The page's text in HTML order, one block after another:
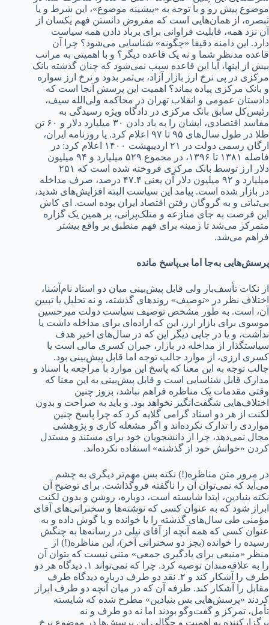
موضوع پیش رو و با توجه به «پیشینه موضوع»، این شرط و یا
تبصره، از همان‌هایی است که مفروض دانستن فهم یکسان از
آن نزد همه، قابلیت فراوانی برای برباد دادن همه سیاست
دارد. این دامنه دقیقا «چگونه» شناسایی می‌شود؟ چرا آن
قاعده مدنظر شما و نه یک قاعده دیگر؟ و با اهمیتی به مراتب
بیش از اینها، آیا این قاعده سبب نمی‌شود که چنان گذشته بانک
مرکزی در پی نرخ ارز بازار آزاد، بی‌ثمر بدود و نرخ ارز سواره
و بانک مرکزی پیاده بماند؟ اهمیت این پرسش آنجا است که
دادستان عمومی و انقلاب تهران در محاکمه ولی‌الله سیف،
رئیس‌کل سابق بانک مرکزی در دادگاه ویژه رسیدگی به
مفاسد اقتصادی، ایشان را به باد دادن ۳۰ میلیارد دلار و ۶۰ تن
طلا در طول سال‌های ۹۵ تا ۹۷ اعلام کرد. یا روزنامه ایران،
ارگان رسمی دولت در ۲۱ اردیبهشت ۱۴۰۰ اعلام کرد: در
فاصله ۱۳۸۱ تا ۱۳۹۶، در مجموع ۵۲۹ میلیارد و ۹۴ میلیون
دلار ارز توسط بانک مرکزی فروخته شده است که ۲۵۱
میلیارد و ۹۲ میلیون دلار آن یعنی ۴۷.۴ درصد، صرف مداخله
در بازار شده است. پیامد این سیاست البته افزایش‌های شدید،
بی‌ثباتی و به گروگان رفتن اقتصاد ایران بوده است. ای کاش
این فرصت به جای منازعه و متلک‌پرانی، بر همین یک گزاره
متمرکز می‌شد تا زمینه برای فهم منطبق بر واقع بیشتر
فراهم می‌شد.
پرسش‌هایی به‌جا اما بی‌پاسخ مانده
از نکات تأسف‌بار ولی قابل پیش‌بینی میان دو استاد نام‌آشنا،
اختلاف نظر در «توصیف» روندهای گذشته، و نه تحلیل یا تبیین
آن، است. به طور مشخص توصیف سیاست دولت میرحسین
موسوی برای بازار ارز، این که اراده‌ای برای مداخله داشت یا
نداشت، و یا در جایی دیگر این که در سال‌های اخیر هدف
سیاستگذار از مداخله در بازار، جبران کسری مالی است یا
کسری ارزی، از موارد جالب توجه اما قابل پیش‌بینی بود.
جالب توجه به این معنا که پاسخ این موارد با مراجعه با اسناد و
مدارک قابل شناسایی است و قابل پیش‌بینی به این معنا که
وقتی مقدمات یک مناظره فراهم نباشد، بروز چنین
اختلاف‌هایی شگفت‌انگیز نخواهد بود. و باید به صراحت و بدون
لکنت از هر دو استاد گرامی گلایه کرد که چرا پاسخ چنین
مواردی را تدارک نکرده‌اند و اگر مشغله کاری و پژوهشی
مجال نمی‌دهد، چرا از دانشجویان خود برای مستند و مستدل
کردن «خوانش خود از گذشته» استفاده نکرده‌اند.
در مرور متن مناظره(!) نکته بس مهم‌تر دیگری به چشم
می‌آید که نمی‌توان آن را ناگفته فروگذاشت. برای توضیح آن
نکته بنیادین، ابتدا شایسته است، دوباره، روشن و بدون لکنت
ابراز شود که به عنوان کسی که نوشته‌ها و سخنرانی‌های آقای
مؤمنی طی سال‌های گذشته را یا خوانده و یا گوش داده و به
عنوان کسی که همه آنچه از آقای نیلی در رسانه‌ها به چنگش
رسیده را خوانده (بجز دو سخنرانی آخر)، این مناظره(!) از
منظر «منبعی برای یادگیری جمعی» متنی نیست که بتوان آن
را به علاقه‌مندان توصیه کرد. چرا که نمی‌تواند ۱. دیدگاه هر دو
طرف را آشکار کند و ۲. نقد دو طرف درباره دیدگاه طرف
مقابل را آشکار کند. طرفه آن که در میان آنچه دو طرف ابراز
کردند «پرسش‌هایی بس بنیادین» مطرح شده که شایسته
تأمل، تمرکز و گفت‌وگو بودند اما نه دو طرف و نه
برگزارکننده به اهمیت و چگالی این پرسش‌ها در موضوع نرخ